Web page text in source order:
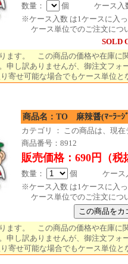
数量：
個 ケース入数
※ケース入数 は1ケースに入
ケース単位でのご注文につ
SOLD
ます。 この商品の価格や在庫に
申し訳ありませんが、御注文フォ
寄せ可能な場合でもケース単位と
商品名：ТО 麻辣醤(ﾏｰﾗｰｼ
カテゴリ ： この商品は、現
商品番号：8912
販売価格：690円（税
数量：
個 ケース入
※ケース入数 は1ケースに入
ケース単位でのご注文につ
ます。 この商品の価格や在庫に
申し訳ありませんが、御注文フォ
寄せ可能な場合でもケース単位と